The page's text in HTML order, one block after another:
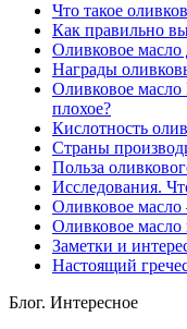
Что такое
Как правильно
Оливковое масло
Награды
Оливковое
плохое?
Кислотность
Страны
Польза
Исследования.
Оливковое
Оливковое масло
Заметки и
Настоящий
Блог. Интересное